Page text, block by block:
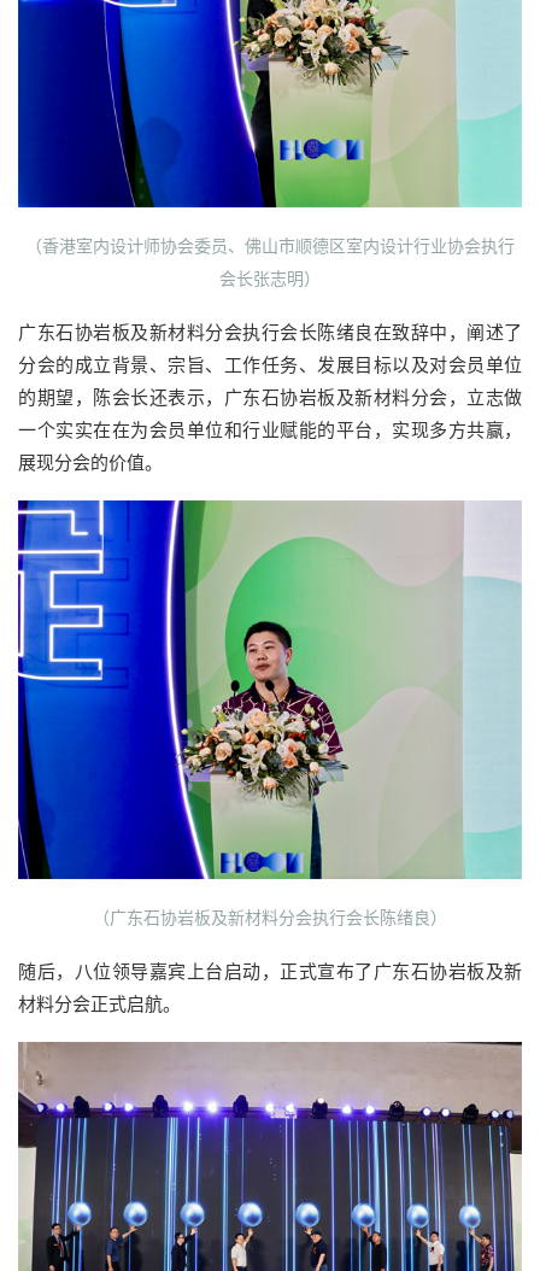
（香港室内设计师协会委员、佛山市顺德区室内设计行业协会执行
会长张志明）
广东石协岩板及新材料分会执行会长陈绪良在致辞中，阐述了
分会的成立背景、宗旨、工作任务、发展目标以及对会员单位
的期望，陈会长还表示，广东石协岩板及新材料分会，立志做
一个实实在在为会员单位和行业赋能的平台，实现多方共赢，
展现分会的价值。
（广东石协岩板及新材料分会执行会长陈绪良）
随后，八位领导嘉宾上台启动，正式宣布了广东石协岩板及新
材料分会正式启航。